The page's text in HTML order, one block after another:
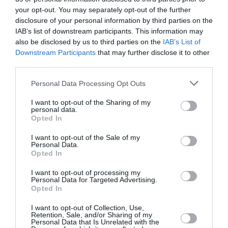
your opt-out. You may separately opt-out of the further
disclosure of your personal information by third parties on the
IAB’s list of downstream participants. This information may
also be disclosed by us to third parties on the IAB’s List of
Downstream Participants that may further disclose it to other
Personal Data Processing Opt Outs
I want to opt-out of the Sharing of my
personal data.
Opted In
I want to opt-out of the Sale of my
Personal Data.
Opted In
I want to opt-out of processing my
Personal Data for Targeted Advertising.
Opted In
I want to opt-out of Collection, Use,
Retention, Sale, and/or Sharing of my
Personal Data that Is Unrelated with the
Ταυτότητα
28 Σεπτεμβρίου στους κινηματογράφους από τη
Spentzos Film
Ακολουθήστε το Culturenow.gr στοGoogle Newsκαι
μάθετε πρώτοι όλες τις ειδήσεις
Δείτε όλα τατελευταία νέαγια την Τέχνη και τον
Πολιτισμό στο
Νέοι Διαγωνισμοί❯
Tags
ΓΟΥΝΤΙ ΑΛΕΝ
ΝΕΕΣ ΤΑΙΝΙΕΣ - ΤΑΙΝΙΕΣ ΤΗΣ ΕΒΔΟΜΑΔΑΣ